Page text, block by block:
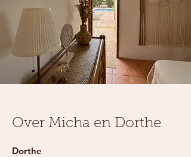
Over Micha en Dorthe
Dorthe